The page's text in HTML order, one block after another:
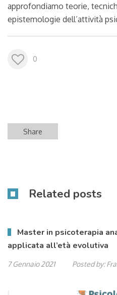
approfondiamo teorie,
epistemologie dell’attività
0
Share
Related posts
Master in psicoterapia
applicata all’età evolutiva
7 Gennaio 2021 Posted by: